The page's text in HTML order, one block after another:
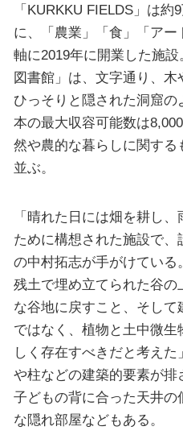
「KURKKU FIELDS」は
に、「農業」「食」「ア
軸に2019年に開業した施
図書館」は、文字通り、
ひっそりと隠された洞窟の
本の最大収容可能数は
然や農的な暮らしに関する
並ぶ。
「晴れた日には畑を耕し
ために構想された施設で
の中村拓志が手がけてい
残土で埋め立てられた谷
な谷地に戻すこと、そし
ではなく、植物と土中微生
しく存在すべきだと考え
や柱などの建築的要素が
子どもの背に合った天井の
な隠れ部屋などもある。